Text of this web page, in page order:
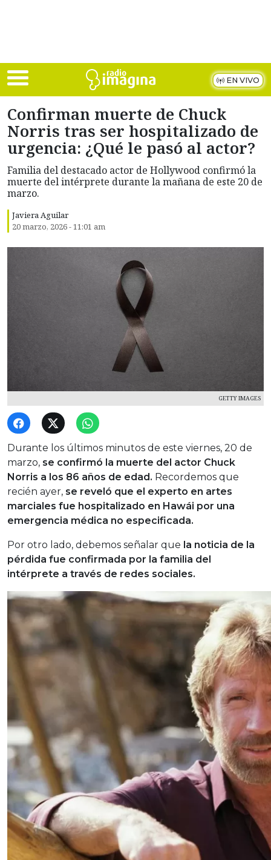
EN VIVO
Confirman muerte de Chuck
Norris tras ser hospitalizado de
urgencia: ¿Qué le pasó al actor?
Familia del destacado actor de Hollywood confirmó la
muerte del intérprete durante la mañana de este 20 de
marzo.
Javiera Aguilar
20 marzo, 2026 - 11:01 am
GETTY IMAGES
Durante los últimos minutos de este viernes, 20 de
marzo, se confirmó la muerte del actor Chuck
Norris a los 86 años de edad. Recordemos que
recién ayer, se reveló que el experto en artes
marciales fue hospitalizado en Hawái por una
emergencia médica no especificada.
Por otro lado, debemos señalar que la noticia de la
pérdida fue confirmada por la familia del
intérprete a través de redes sociales.